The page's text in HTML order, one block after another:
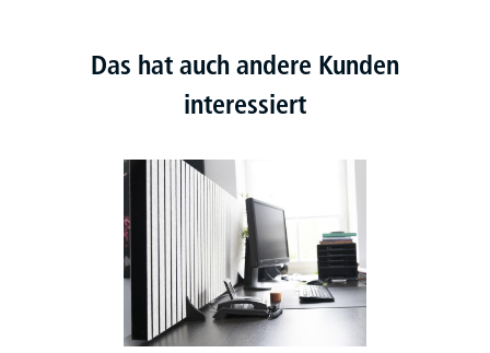
Das hat auch andere Kunden
interessiert